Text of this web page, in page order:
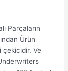
Parçaların
Ürün
çekicidir. Ve